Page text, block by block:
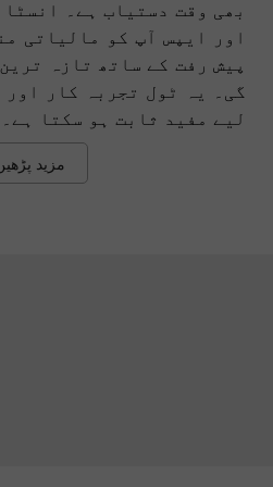
بھی وقت دستیاب ہے۔
اور ایپس آپ کو مالیاتی
پیش رفت کے ساتھ تازہ
گی۔ یہ ٹول تجربہ کار
لیے مفید ثابت ہو سکتا ہے۔
مزید